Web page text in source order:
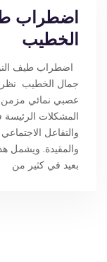
اضطراب
الخطيب
جمال الخطيب
عصبي نمائي مزمن
المشكلات
والتفاعل
والمقيدة. ويشمل
بعيد في كثير من